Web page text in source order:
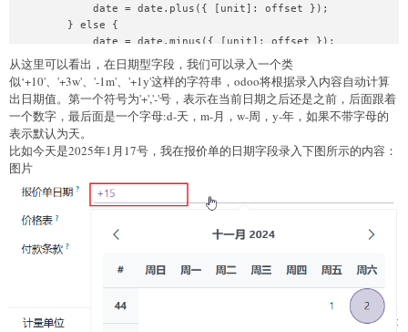
            date = date.plus({ [unit]: offset });
        } else {
            date = date.minus({ [unit]: offset });
        }
        return date;
    }
    return false;
从这里可以看出，在日期型字段，我们可以录入一个类
似‘+10'、'+3w'、'-1m'、'+1y'这样的字符串，odoo将根据录入内容自动计算
出日期值。第一个符号为'+','-'号，表示在当前日期之后还是之前，后面跟着
一个数字，最后面是一个字母:d-天，m-月，w-周，y-年，如果不带字母的
表示默认为天。
比如今天是2025年1月17号，我在报价单的日期字段录入下图所示的内容：
图片